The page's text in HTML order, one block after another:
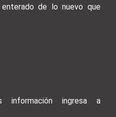
de lo nuevo que
información ingresa a